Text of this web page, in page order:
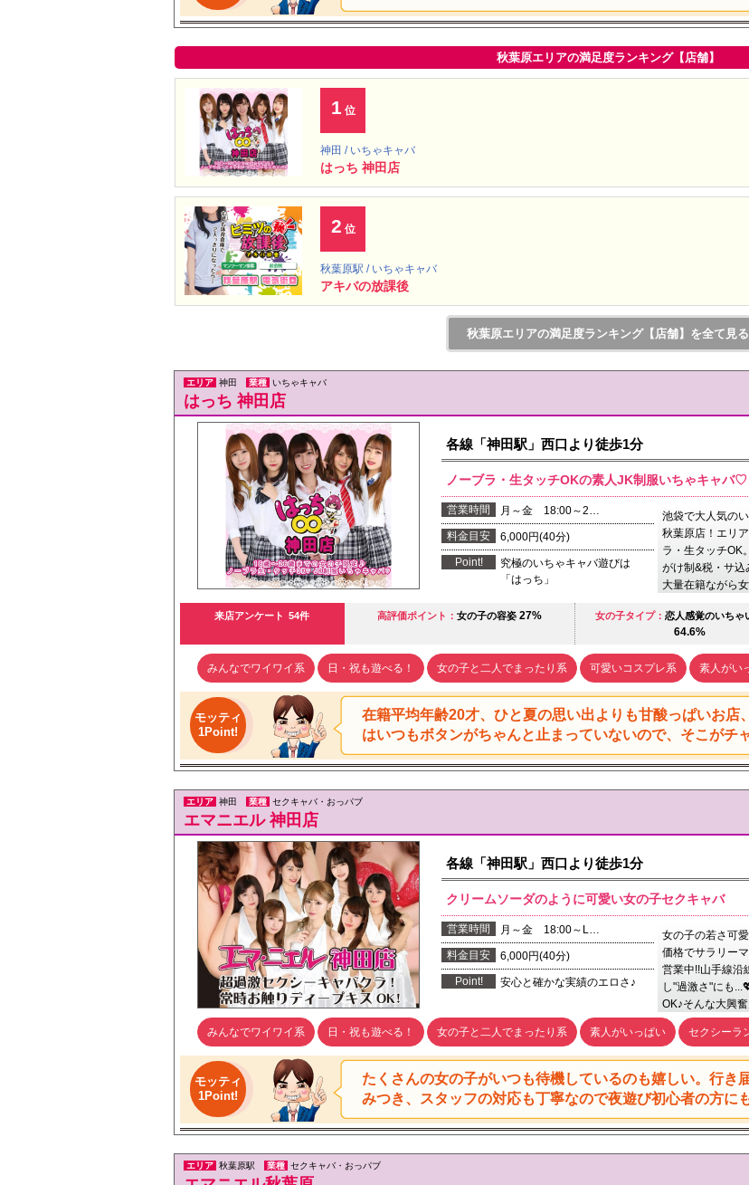
秋葉原エリアの満足度ランキング【店舗】
1 位
神田 / いちゃキャバ
はっち 神田店
2 位
秋葉原駅 / いちゃキャバ
アキバの放課後
秋葉原エリアの満足度ランキング【店舗】を全て見る
エリア 神田 業種 いちゃキャバ
はっち 神田店
各線「神田駅」西口より徒歩1分
ノーブラ・生タッチOKの素人JK制服いちゃキャバ♡
営業時間
月～金 18:00～2…
料金目安
6,000円(40分)
Point!
究極のいちゃキャバ遊びは
「はっち」
池袋で大人気の
秋葉原店！エリ
ラ・生タッチOK
がけ制&税・サ
大量在籍ながら
来店アンケート 54件 高評価ポイント： 女の子の容姿27% 女の子タイプ：恋人感覚のいちゃ
64.6%
みんなでワイワイ系 日・祝も遊べる！ 女の子と二人でまったり系 可愛いコスプレ系 素人がい
モッティ
1Point!
在籍平均年齢20才、ひと夏の思い出よりも甘酸っぱいお店
はいつもボタンがちゃんと止まっていないので、そこがチ
エリア 神田 業種 セクキャバ・おっパブ
エマニエル 神田店
各線「神田駅」西口より徒歩1分
クリームソーダのように可愛い女の子セクキャバ
営業時間
月～金 18:00～L…
料金目安
6,000円(40分)
Point!
安心と確かな実績のエロさ♪
女の子の若さ可
価格でサラリー
営業中!!山手線沿
し"過激さ"にも
OK♪そんな大興
みんなでワイワイ系 日・祝も遊べる！ 女の子と二人でまったり系 素人がいっぱい セクシーラ
モッティ
1Point!
たくさんの女の子がいつも待機しているのも嬉しい。行き
みつき、スタッフの対応も丁寧なので夜遊び初心者の方に
エリア 秋葉原駅 業種 セクキャバ・おっパブ